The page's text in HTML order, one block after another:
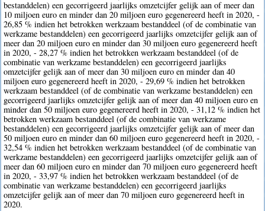
bestanddelen) een gecorrigeerd jaarlijks omzetcijfer gelijk aan of meer dan
10 miljoen euro en minder dan 20 miljoen euro gegenereerd heeft in 2020, -
26,85 % indien het betrokken werkzaam bestanddeel (of de combinatie van
werkzame bestanddelen) een gecorrigeerd jaarlijks omzetcijfer gelijk aan of
meer dan 20 miljoen euro en minder dan 30 miljoen euro gegenereerd heeft
in 2020, - 28,27 % indien het betrokken werkzaam bestanddeel (of de
combinatie van werkzame bestanddelen) een gecorrigeerd jaarlijks
omzetcijfer gelijk aan of meer dan 30 miljoen euro en minder dan 40
miljoen euro gegenereerd heeft in 2020, - 29,69 % indien het betrokken
werkzaam bestanddeel (of de combinatie van werkzame bestanddelen) een
gecorrigeerd jaarlijks omzetcijfer gelijk aan of meer dan 40 miljoen euro en
minder dan 50 miljoen euro gegenereerd heeft in 2020, - 31,12 % indien het
betrokken werkzaam bestanddeel (of de combinatie van werkzame
bestanddelen) een gecorrigeerd jaarlijks omzetcijfer gelijk aan of meer dan
50 miljoen euro en minder dan 60 miljoen euro gegenereerd heeft in 2020, -
32,54 % indien het betrokken werkzaam bestanddeel (of de combinatie van
werkzame bestanddelen) een gecorrigeerd jaarlijks omzetcijfer gelijk aan of
meer dan 60 miljoen euro en minder dan 70 miljoen euro gegenereerd heeft
in 2020, - 33,97 % indien het betrokken werkzaam bestanddeel (of de
combinatie van werkzame bestanddelen) een gecorrigeerd jaarlijks
omzetcijfer gelijk aan of meer dan 70 miljoen euro gegenereerd heeft in
2020.